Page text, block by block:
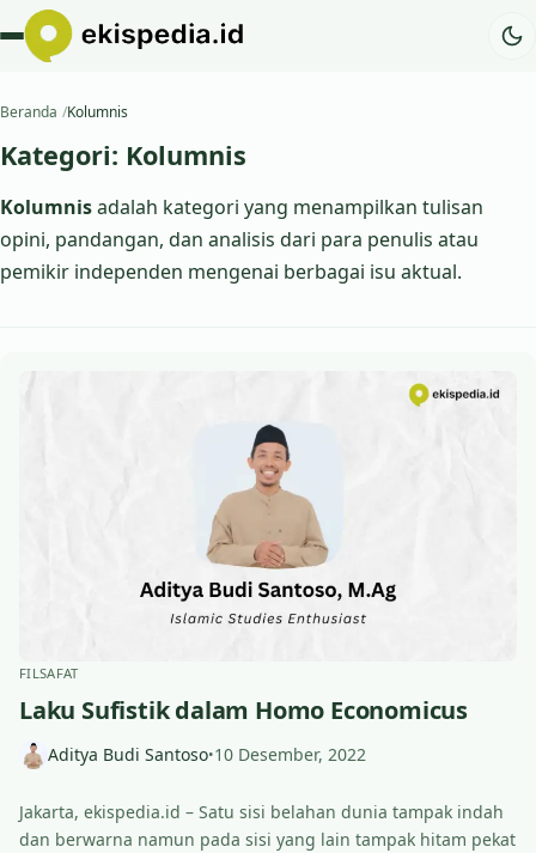
Beranda Kolumnis
Kategori: Kolumnis
Kolumnisadalah kategori yang menampilkan tulisan
opini, pandangan, dan analisis dari para penulis atau
pemikir independen mengenai berbagai isu aktual.
FILSAFAT
Laku Sufistik dalam Homo Economicus
Aditya Budi Santoso•10 Desember, 2022
Jakarta, ekispedia.id – Satu sisi belahan dunia tampak indah
dan berwarna namun pada sisi yang lain tampak hitam pekat